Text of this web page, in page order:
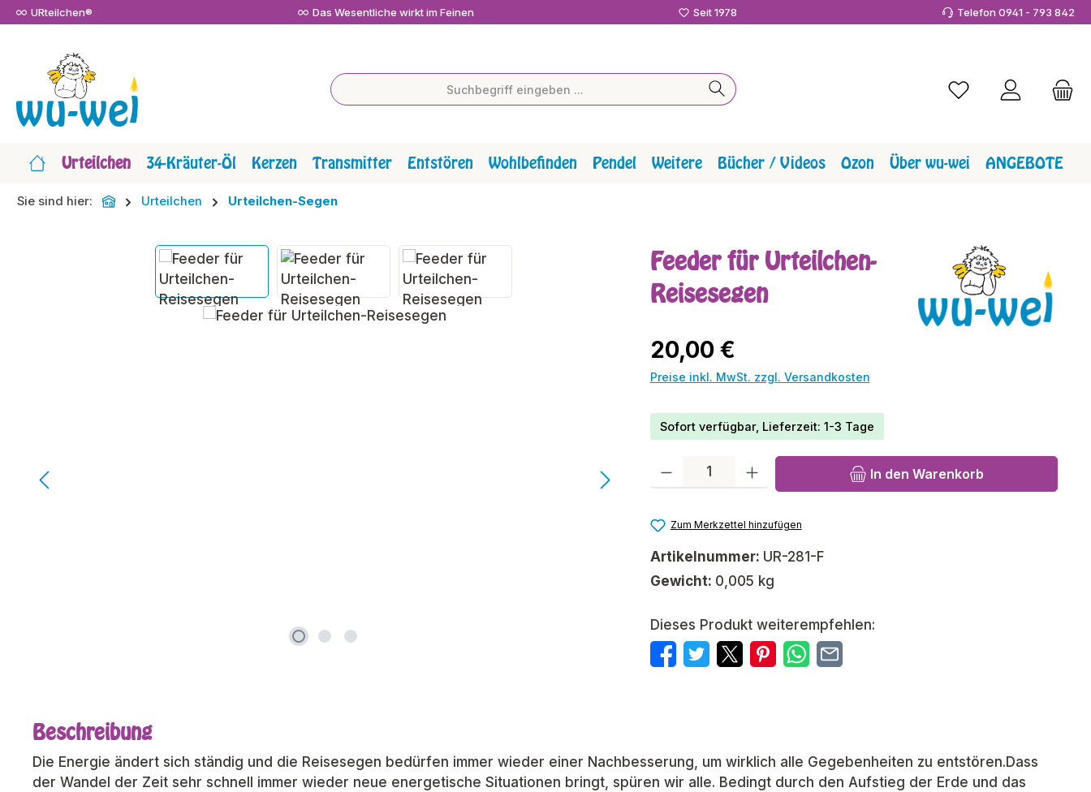
Hauptinhalt springen
Zur Suche springen
Zur Hauptnavigation springen
URteilchen® Das Wesentliche wirkt im Feinen Seit 1978 Telefon 0941 - 793 842
Du hast 0 Produkte
Urteilchen 34-Kräuter-Öl Kerzen Transmitter Entstören Wohlbefinden Pendel Weitere Bücher / Videos Ozon Über wu-wei ANGEBOTE
Sie sind hier: Urteilchen Urteilchen-Segen
Bildergalerie überspringen
Feeder für Urteilchen-
Reisesegen
Regulärer Preis:
20,00 €
Preise inkl. MwSt. zzgl. Versandkosten
Sofort verfügbar, Lieferzeit: 1-3 Tage
Produkt Anzahl: Gib den gewünschten Wert ein oder benutze die
In den Warenkorb
Zum Merkzettel hinzufügen
Artikelnummer: UR-281-F
Gewicht: 0,005 kg
Dieses Produkt weiterempfehlen:
Beschreibung
Die Energie ändert sich ständig und die Reisesegen bedürfen immer wieder einer Nachbesserung, um wirklich alle Gegebenheiten zu entstören.Dass
der Wandel der Zeit sehr schnell immer wieder neue energetische Situationen bringt, spüren wir alle. Bedingt durch den Aufstieg der Erde und das